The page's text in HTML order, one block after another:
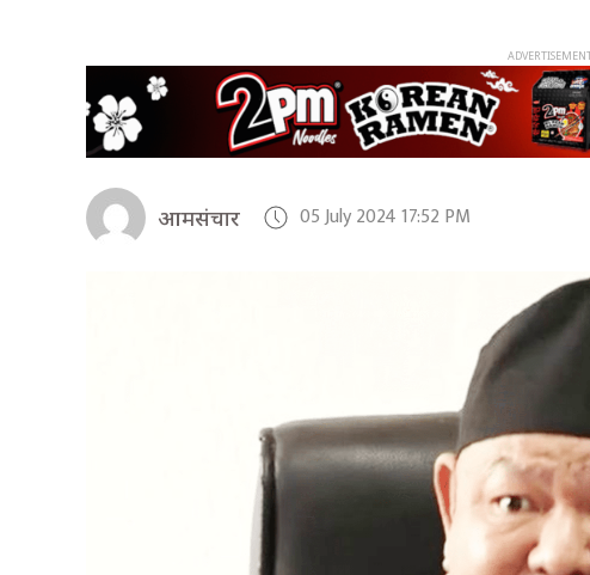
आमसंचार 05 July 2024 17:52 PM